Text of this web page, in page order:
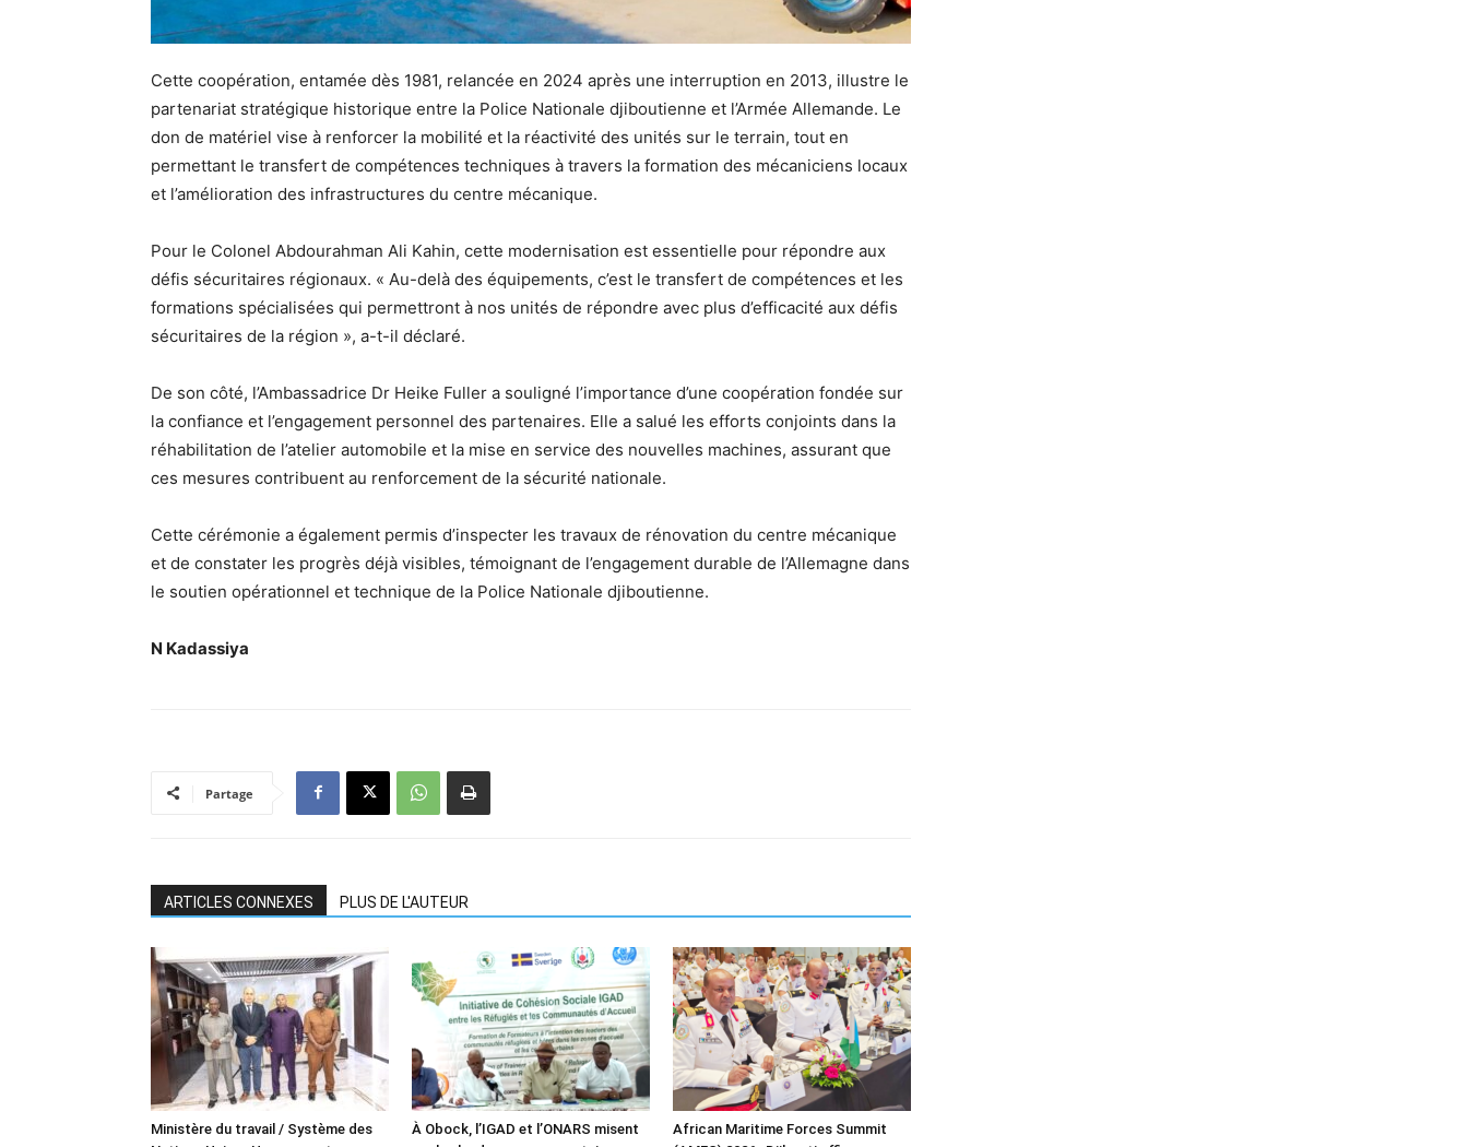
Cette coopération, entamée dès 1981, relancée en 2024 après une interruption en 2013, illustre le
partenariat stratégique historique entre la Police Nationale djiboutienne et l’Armée Allemande. Le
don de matériel vise à renforcer la mobilité et la réactivité des unités sur le terrain, tout en
permettant le transfert de compétences techniques à travers la formation des mécaniciens locaux
et l’amélioration des infrastructures du centre mécanique.
Pour le Colonel Abdourahman Ali Kahin, cette modernisation est essentielle pour répondre aux
défis sécuritaires régionaux. « Au-delà des équipements, c’est le transfert de compétences et les
formations spécialisées qui permettront à nos unités de répondre avec plus d’efficacité aux défis
sécuritaires de la région », a-t-il déclaré.
De son côté, l’Ambassadrice Dr Heike Fuller a souligné l’importance d’une coopération fondée sur
la confiance et l’engagement personnel des partenaires. Elle a salué les efforts conjoints dans la
réhabilitation de l’atelier automobile et la mise en service des nouvelles machines, assurant que
ces mesures contribuent au renforcement de la sécurité nationale.
Cette cérémonie a également permis d’inspecter les travaux de rénovation du centre mécanique
et de constater les progrès déjà visibles, témoignant de l’engagement durable de l’Allemagne dans
le soutien opérationnel et technique de la Police Nationale djiboutienne.
N Kadassiya
Partage
ARTICLES CONNEXES PLUS DE L'AUTEUR
Ministère du travail / Système des
À Obock, l’IGAD et l’ONARS misent
African Maritime Forces Summit